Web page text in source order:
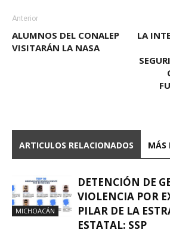
Anterior
ALUMNOS DEL CONALEP
VISITARÁN LA NASA
LA
ARTICULOS RELACIONADOS MÁS
MICHOACÁN
DETENCIÓN DE
VIOLENCIA POR
PILAR DE LA
ESTATAL: SSP